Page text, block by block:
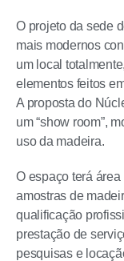
O projeto da sede
mais modernos
um local
elementos feitos
A proposta do
um “show room”,
uso da madeira.
O espaço terá
amostras de
qualificação
prestação de
pesquisas e